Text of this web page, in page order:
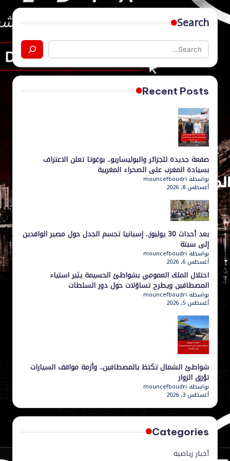
d
ia
من
خلال
تغطية
إخبارية
دقيقة
وموثوقة
في
مختلف
السياسية،
الاجتماعية،
الرياضية
والثقافية.
نحرص
على
نقل
بموضوعية
واحترافية،
احترام
مبادئ
المصداقية
وسرعة
المعلومة،
لنكون
دائمًا
قريبين
من
القارئ
كان.
Search
Recent Posts
صفعة جديدة للجزائر والبوليساريو.. بوغوتا تعلن الاعتراف
بسيادة المغرب على الصحراء المغربية
بواسطة mouncefboudri
أغسطس 8, 2026
بعد أحداث 30 يوليوز.. إسبانيا تحسم الجدل حول مصير الوافدين
إلى سبتة
بواسطة mouncefboudri
أغسطس 6, 2026
احتلال الملك العمومي بشواطئ الحسيمة يثير استياء
المصطافين ويطرح تساؤلات حول دور السلطات
بواسطة mouncefboudri
أغسطس 5, 2026
شواطئ الشمال تكتظ بالمصطافين.. وأزمة مواقف السيارات
تؤرق الزوار
بواسطة mouncefboudri
أغسطس 3, 2026
Categories
أخبار رياضية